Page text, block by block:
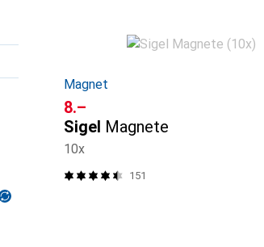
Magnet
CHF
8.–
Sigel Magnete
10x
151